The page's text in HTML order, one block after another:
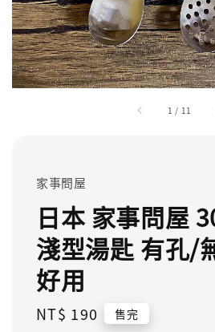
1 / 11
家事問屋
日本 家事問屋
淺型湯匙 有孔/
好用
Regular
NT$ 190 售完